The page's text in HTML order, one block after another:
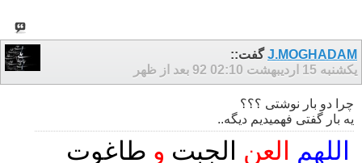
J.MOGHADAMگفت::
یکشنبه 15 اردیبهشت 92
02:10 بعد از ظهر
چرا دو بار نوشتی ؟؟؟
یه بار گفتی فهمیدیم دیگه..
اللهم العن الجبت و طاغوت